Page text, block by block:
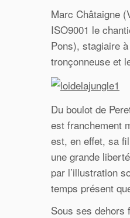
Marc Châtaigne
ISO9001 le
Pons), stagiaire
tronçonneuse et
Du boulot de
est franchement
est, en effet, sa
une grande
par l’illustration
temps présent
Sous ses dehors